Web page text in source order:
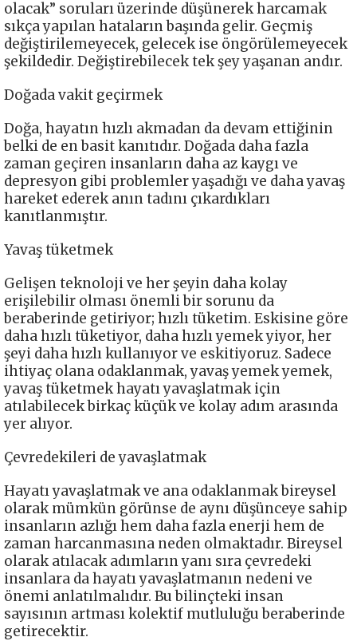
olacak” soruları üzerinde düşünerek harcamak
sıkça yapılan hataların başında gelir. Geçmiş
değiştirilemeyecek, gelecek ise öngörülemeyecek
şekildedir. Değiştirebilecek tek şey yaşanan andır.
Doğada vakit geçirmek
Doğa, hayatın hızlı akmadan da devam ettiğinin
belki de en basit kanıtıdır. Doğada daha fazla
zaman geçiren insanların daha az kaygı ve
depresyon gibi problemler yaşadığı ve daha yavaş
hareket ederek anın tadını çıkardıkları
kanıtlanmıştır.
Yavaş tüketmek
Gelişen teknoloji ve her şeyin daha kolay
erişilebilir olması önemli bir sorunu da
beraberinde getiriyor; hızlı tüketim. Eskisine göre
daha hızlı tüketiyor, daha hızlı yemek yiyor, her
şeyi daha hızlı kullanıyor ve eskitiyoruz. Sadece
ihtiyaç olana odaklanmak, yavaş yemek yemek,
yavaş tüketmek hayatı yavaşlatmak için
atılabilecek birkaç küçük ve kolay adım arasında
yer alıyor.
Çevredekileri de yavaşlatmak
Hayatı yavaşlatmak ve ana odaklanmak bireysel
olarak mümkün görünse de aynı düşünceye sahip
insanların azlığı hem daha fazla enerji hem de
zaman harcanmasına neden olmaktadır. Bireysel
olarak atılacak adımların yanı sıra çevredeki
insanlara da hayatı yavaşlatmanın nedeni ve
önemi anlatılmalıdır. Bu bilinçteki insan
sayısının artması kolektif mutluluğu beraberinde
getirecektir.